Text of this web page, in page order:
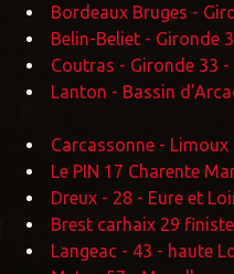
Bordeaux Bruges -
Belin-Beliet - Gironde
Coutras - Gironde 33
Lanton - Bassin
Carcassonne - Limoux
Le PIN 17 Charente
Dreux - 28 - Eure et
Brest carhaix 29
Langeac - 43 - haute